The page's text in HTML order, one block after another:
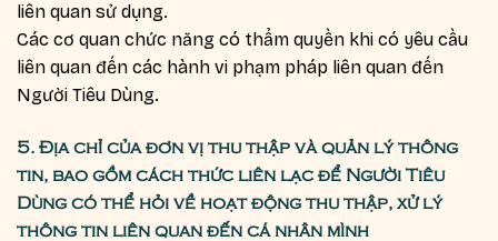
liên quan sử dụng.
Các cơ quan chức năng có thẩm quyền khi có yêu cầu
liên quan đến các hành vi phạm pháp liên quan đến
Người Tiêu Dùng.
5. Địa chỉ của đơn vị thu thập và quản lý thông
tin, bao gồm cách thức liên lạc để Người Tiêu
Dùng có thể hỏi về hoạt động thu thập, xử lý
thông tin liên quan đến cá nhân mình